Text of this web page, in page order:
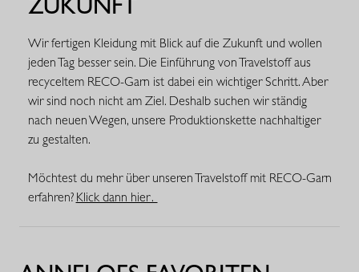
Wir fertigen Kleidung mit Blick auf die Zukunft und wollen
jeden Tag besser sein. Die Einführung von Travelstoff aus
recyceltem RECO-Garn ist dabei ein wichtiger Schritt. Aber
wir sind noch nicht am Ziel. Deshalb suchen wir ständig
nach neuen Wegen, unsere Produktionskette nachhaltiger
zu gestalten.
Möchtest du mehr über unseren Travelstoff mit RECO-Garn
erfahren? Klick dann hier .